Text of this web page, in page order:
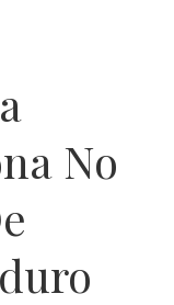
No